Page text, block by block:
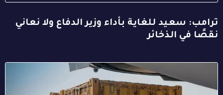
ترامب: سعيد للغاية بأداء وزير الدفاع ولا نعاني
نقصًا في الذخائر